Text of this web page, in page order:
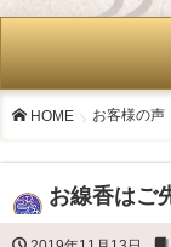
HOME お客様の声
お線香はご